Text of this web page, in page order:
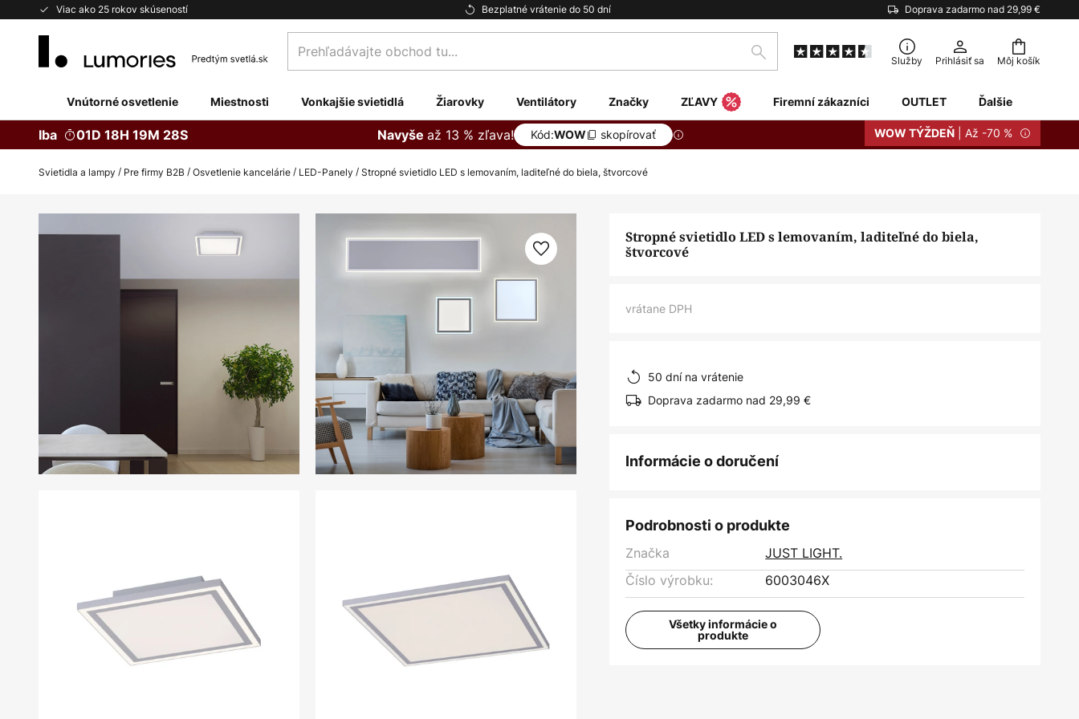
Viac ako 25 rokov skúseností Bezplatné vrátenie do 50 dní Doprava zadarmo nad 29,99 €
Skip
Môj košík
Prehľadávajte
obchod
Hľadať Služby Prihlásiť sa
Vnútorné osvetlenie Miestnosti Vonkajšie svietidlá Žiarovky Ventilátory Značky ZĽAVY Firemní zákazníci OUTLET Ďalšie
Iba 01D 18H 19M 27S Navyše až 13 % zľava! Kód:WOW skopírovať WOW TÝŽDEŇ | Až -70 %
Svietidla a lampy Pre firmy B2B Osvetlenie kancelárie LED-Panely Stropné svietidlo LED s lemovaním, laditeľné do biela, štvorcové
Stropné svietidlo LED s lemovaním, laditeľné do biela,
štvorcové
vrátane DPH
50 dní na vrátenie
Doprava zadarmo nad 29,99 €
Informácie o doručení
Podrobnosti o produkte
Značka
JUST LIGHT.
Číslo výrobku:
6003046X
Všetky informácie o
produkte